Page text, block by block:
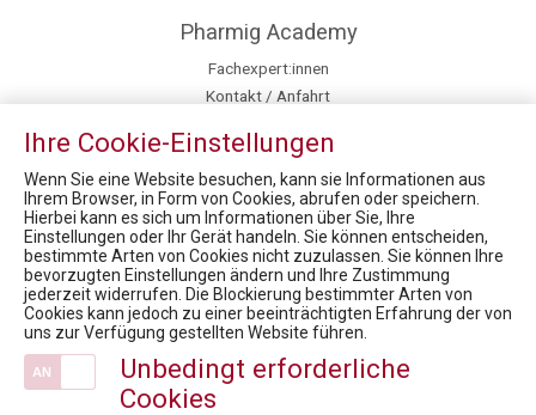
Pharmig Academy
Fachexpert:innen
Kontakt / Anfahrt
Fördermöglichkeiten für Privatpersonen
Newsroom
News
Market Access for you - Insider Know-how & Best Practice Modul 1
Prof. Dr. Robin Rumler, Präsident der Pharmig Academy, erhielt das "Große Ehrenzeichen für Verdienste um die Republik Österreich"
Market Access for you - Insider Know-how & Best Practice Modul 2
Market Access for you - Insider Know-how & Best Practice Modul 3
Ihre Cookie-Einstellungen
Wenn Sie eine Website besuchen, kann sie Informationen aus
Ihrem Browser, in Form von Cookies, abrufen oder speichern.
Hierbei kann es sich um Informationen über Sie, Ihre
Einstellungen oder Ihr Gerät handeln. Sie können entscheiden,
bestimmte Arten von Cookies nicht zuzulassen. Sie können Ihre
bevorzugten Einstellungen ändern und Ihre Zustimmung
jederzeit widerrufen. Die Blockierung bestimmter Arten von
Cookies kann jedoch zu einer beeinträchtigten Erfahrung der von
uns zur Verfügung gestellten Website führen.
Unbedingt erforderliche
Cookies